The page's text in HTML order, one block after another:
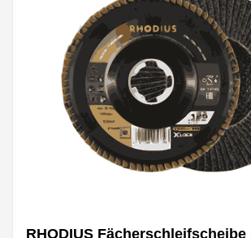
RHODIUS Fächerschleifscheibe